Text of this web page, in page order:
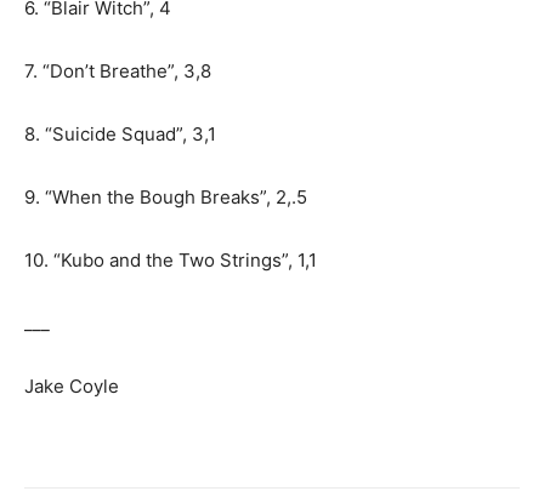
6. “Blair Witch”, 4
7. “Don’t Breathe”, 3,8
8. “Suicide Squad”, 3,1
9. “When the Bough Breaks”, 2,.5
10. “Kubo and the Two Strings”, 1,1
Jake Coyle